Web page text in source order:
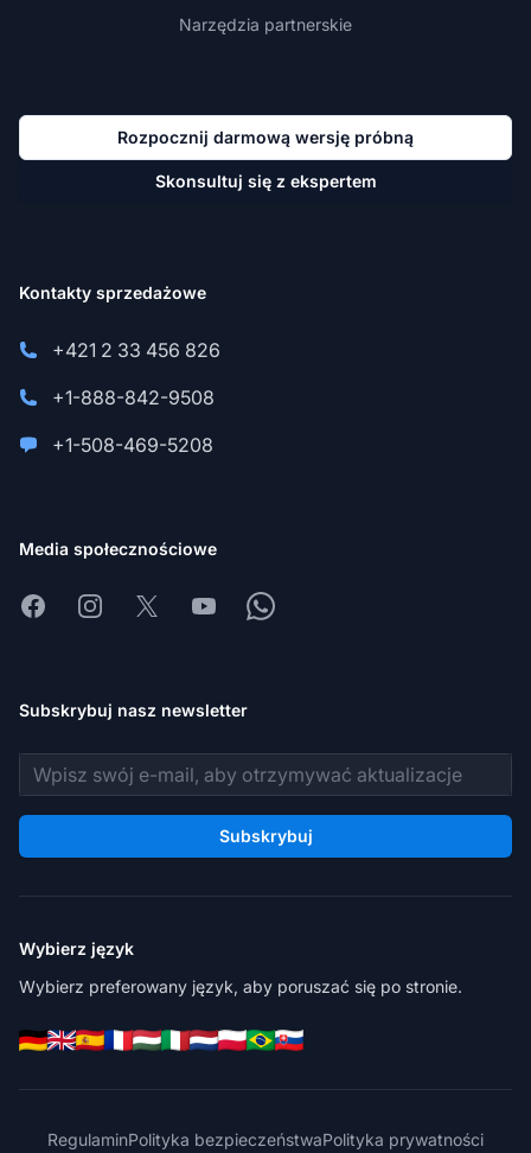
Narzędzia partnerskie
Rozpocznij darmową wersję próbną
Skonsultuj się z ekspertem
Kontakty sprzedażowe
+421 2 33 456 826
+1-888-842-9508
+1-508-469-5208
Media społecznościowe
FacebookInstagram
X YoutubeWhatsapp
Subskrybuj nasz newsletter
Adres e-mail
Subskrybuj
Wybierz język
Wybierz preferowany język, aby poruszać się po stronie.
RegulaminPolityka bezpieczeństwaPolityka prywatności